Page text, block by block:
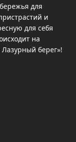
для
и
для себя
на
берег»!